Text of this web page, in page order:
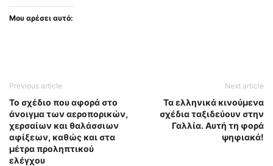
Μου αρέσει αυτό:
Previous article
Το σχέδιο που αφορά στο
άνοιγμα των αεροπορικών,
χερσαίων και θαλάσσιων
αφίξεων, καθώς και στα
μέτρα προληπτικού
ελέγχου
Next article
Τα ελληνικά κινούμενα
σχέδια ταξιδεύουν στην
Γαλλία. Αυτή τη φορά
ψηφιακά!